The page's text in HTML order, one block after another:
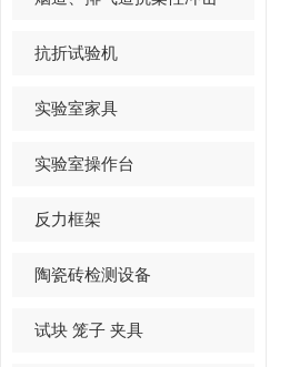
抗折试验机
实验室家具
实验室操作台
反力框架
陶瓷砖检测设备
试块 笼子 夹具